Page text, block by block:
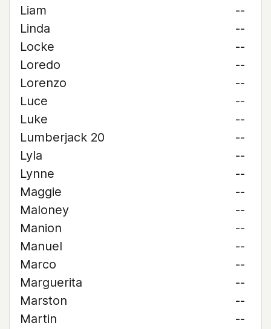
Liam
--
Linda
--
Locke
--
Loredo
--
Lorenzo
--
Luce
--
Luke
--
Lumberjack 20
--
Lyla
--
Lynne
--
Maggie
--
Maloney
--
Manion
--
Manuel
--
Marco
--
Marguerita
--
Marston
--
Martin
--